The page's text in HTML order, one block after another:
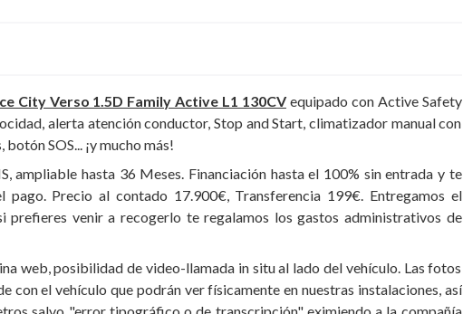
City Verso 1.5D Family Active L1 130CVequipado con Active Safety
alerta atención conductor, Stop and Start, climatizador manual con
SOS... ¡y mucho más!
ampliable hasta 36 Meses. Financiación hasta el 100% sin entrada y te
Precio al contado 17.900€, Transferencia 199€. Entregamos el
prefieres venir a recogerlo te regalamos los gastos administrativos de
web, posibilidad de video-llamada in situ al lado del vehículo. Las fotos
con el vehículo que podrán ver físicamente en nuestras instalaciones, así